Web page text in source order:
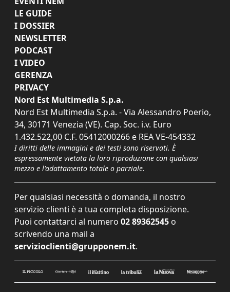
LE GUIDE
I DOSSIER
NEWSLETTER
PODCAST
I VIDEO
GERENZA
PRIVACY
Nord Est Multimedia S.p.a.
Nord Est Multimedia S.p.a. - Via Alessandro Poerio,
34, 30171 Venezia (VE). Cap. Soc. i.v. Euro
1.432.522,00 C.F. 05412000266 e REA VE-454332
I diritti delle immagini e dei testi sono riservati. È
espressamente vietata la loro riproduzione con qualsiasi
mezzo e l'adattamento totale o parziale.
Per qualsiasi necessità o domanda, il nostro
servizio clienti è a tua completa disposizione.
Puoi contattarci al numero 02 89362545 o
scrivendo una mail a
servizioclienti@grupponem.it.